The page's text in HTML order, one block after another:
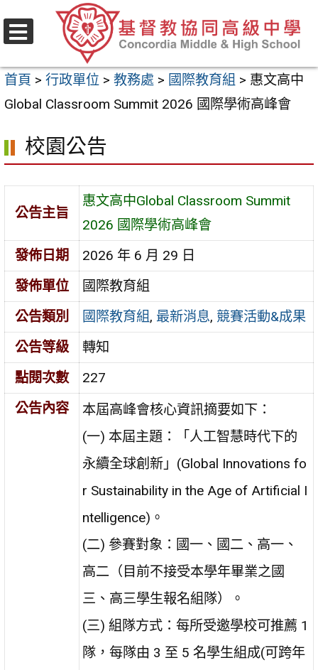
至
要
內
區
首頁 > 行政單位 > 教務處 > 國際教育組 > 惠文高中
Global Classroom Summit 2026 國際學術高峰會
校園公告
公告主旨
惠文高中Global Classroom Summit
2026 國際學術高峰會
發佈日期
2026 年 6 月 29 日
發佈單位
國際教育組
公告類別
國際教育組, 最新消息, 競賽活動&成果
公告等級
轉知
點閱次數
227
公告內容
本屆高峰會核心資訊摘要如下：
(一) 本屆主題：「人工智慧時代下的
永續全球創新」(Global Innovations fo
r Sustainability in the Age of Artificial I
ntelligence)。
(二) 參賽對象：國一、國二、高一、
高二（目前不接受本學年畢業之國
三、高三學生報名組隊）。
(三) 組隊方式：每所受邀學校可推薦 1
隊，每隊由 3 至 5 名學生組成(可跨年
選
單